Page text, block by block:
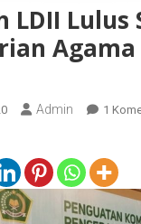
LDII Lulus
Agama
Admin 1